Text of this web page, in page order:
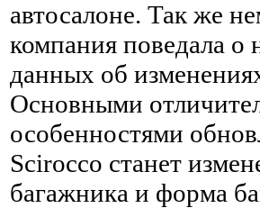
автосалоне. Так же
компания поведала о
данных об
Основными
особенностями
Scirocco станет
багажника и форма